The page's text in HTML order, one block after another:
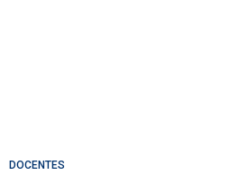
DOCENTES